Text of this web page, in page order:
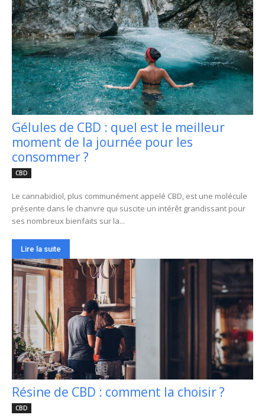
Gélules de CBD : quel est le meilleur
moment de la journée pour les
consommer ?
CBD
Le cannabidiol, plus communément appelé CBD, est une molécule
présente dans le chanvre qui suscite un intérêt grandissant pour
ses nombreux bienfaits sur la...
Lire la suite
Résine de CBD : comment la choisir ?
CBD